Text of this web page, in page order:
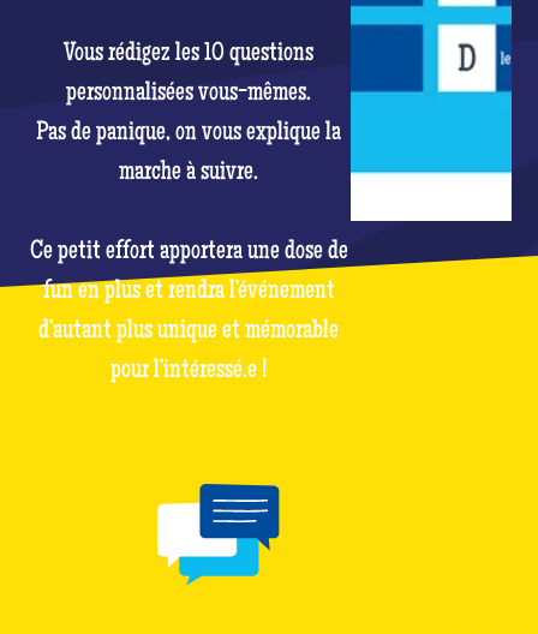
Vous rédigez les 10 questions
personnalisées vous-mêmes.
Pas de panique, on vous explique la
marche à suivre.
Ce petit effort apportera une dose de
fun en plus et rendra l’événement
d’autant plus unique et mémorable
pour l’intéressé.e !